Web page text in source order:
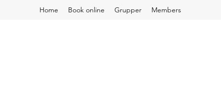
Home Book online Grupper Members